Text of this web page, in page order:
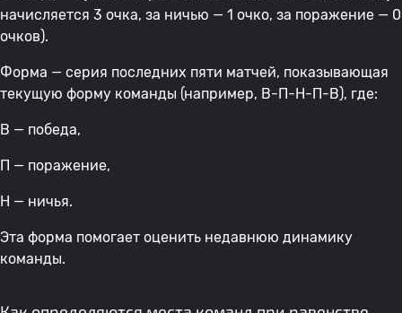
начисляется 3 очка, за ничью — 1 очко, за поражение — 0
очков).
Форма — серия последних пяти матчей, показывающая
текущую форму команды (например, В-П-Н-П-В), где:
В — победа,
П — поражение,
Н — ничья.
Эта форма помогает оценить недавнюю динамику
команды.